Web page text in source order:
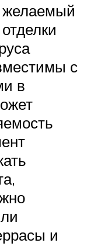
желаемый
с
в
и